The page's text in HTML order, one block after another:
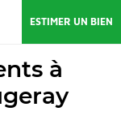
ESTIMER UN BIEN
à